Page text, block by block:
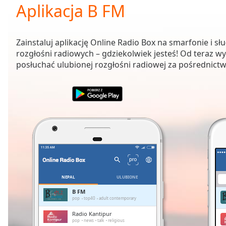
Current
Time0:00
Duration
Loaded:
0.00%
Remaining
Aplikacja B FM
Zainstaluj aplikację Online Radio Box na smarfonie i
rozgłośni radiowych – gdziekolwiek jesteś! Od teraz
posłuchać ulubionej rozgłośni radiowej za
NEPAL ULUBIONE
B FM
pop top40 adult contemporary
Radio Kantipur
pop news talk religious